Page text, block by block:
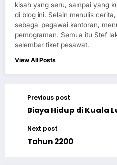
kisah yang seru, sampai yang
di blog ini. Selain menulis
sebagai pegawai kantoran,
pemograman. Semua itu Stef
selembar tiket pesawat.
View All Posts
Previous post
Biaya Hidup di Kuala
Next post
Tahun 2200